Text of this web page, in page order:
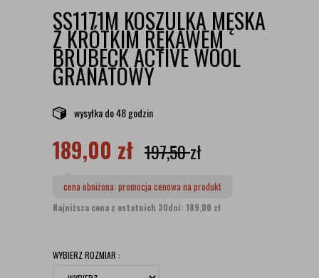
SS1171M KOSZULKA MĘSKA
Z KRÓTKIM RĘKAWEM
BRUBECK ACTIVE WOOL
GRANATOWY
wysyłkado 48 godzin
189,00 zł 197,50zł
cena obniżona: promocja cenowa na produkt
Najniższa cena z ostatnich 30dni: 189,00 zł
WYBIERZ ROZMIAR :